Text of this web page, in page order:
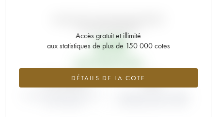
1962 1955 ----
Accès gratuit et illimité
aux statistiques de plus de 150 000 cotes
DÉTAILS DE LA COTE
167€
+15.55%